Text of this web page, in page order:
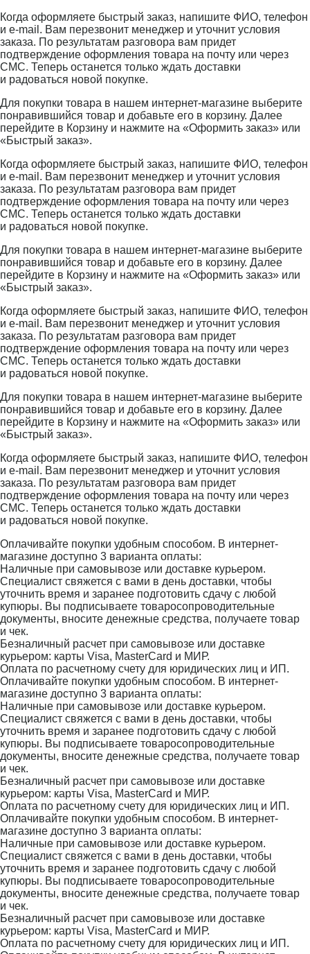
Когда оформляете быстрый заказ, напишите ФИО, телефон
и e-mail. Вам перезвонит менеджер и уточнит условия
заказа. По результатам разговора вам придет
подтверждение оформления товара на почту или через
СМС. Теперь останется только ждать доставки
и радоваться новой покупке.
Для покупки товара в нашем интернет-магазине выберите
понравившийся товар и добавьте его в корзину. Далее
перейдите в Корзину и нажмите на «Оформить заказ» или
«Быстрый заказ».
Когда оформляете быстрый заказ, напишите ФИО, телефон
и e-mail. Вам перезвонит менеджер и уточнит условия
заказа. По результатам разговора вам придет
подтверждение оформления товара на почту или через
СМС. Теперь останется только ждать доставки
и радоваться новой покупке.
Для покупки товара в нашем интернет-магазине выберите
понравившийся товар и добавьте его в корзину. Далее
перейдите в Корзину и нажмите на «Оформить заказ» или
«Быстрый заказ».
Когда оформляете быстрый заказ, напишите ФИО, телефон
и e-mail. Вам перезвонит менеджер и уточнит условия
заказа. По результатам разговора вам придет
подтверждение оформления товара на почту или через
СМС. Теперь останется только ждать доставки
и радоваться новой покупке.
Для покупки товара в нашем интернет-магазине выберите
понравившийся товар и добавьте его в корзину. Далее
перейдите в Корзину и нажмите на «Оформить заказ» или
«Быстрый заказ».
Когда оформляете быстрый заказ, напишите ФИО, телефон
и e-mail. Вам перезвонит менеджер и уточнит условия
заказа. По результатам разговора вам придет
подтверждение оформления товара на почту или через
СМС. Теперь останется только ждать доставки
и радоваться новой покупке.
Оплачивайте покупки удобным способом. В интернет-
магазине доступно 3 варианта оплаты:
Наличные при самовывозе или доставке курьером.
Специалист свяжется с вами в день доставки, чтобы
уточнить время и заранее подготовить сдачу с любой
купюры. Вы подписываете товаросопроводительные
документы, вносите денежные средства, получаете товар
и чек.
Безналичный расчет при самовывозе или доставке
курьером: карты Visa, MasterCard и МИР.
Оплата по расчетному счету для юридических лиц и ИП.
Оплачивайте покупки удобным способом. В интернет-
магазине доступно 3 варианта оплаты:
Наличные при самовывозе или доставке курьером.
Специалист свяжется с вами в день доставки, чтобы
уточнить время и заранее подготовить сдачу с любой
купюры. Вы подписываете товаросопроводительные
документы, вносите денежные средства, получаете товар
и чек.
Безналичный расчет при самовывозе или доставке
курьером: карты Visa, MasterCard и МИР.
Оплата по расчетному счету для юридических лиц и ИП.
Оплачивайте покупки удобным способом. В интернет-
магазине доступно 3 варианта оплаты:
Наличные при самовывозе или доставке курьером.
Специалист свяжется с вами в день доставки, чтобы
уточнить время и заранее подготовить сдачу с любой
купюры. Вы подписываете товаросопроводительные
документы, вносите денежные средства, получаете товар
и чек.
Безналичный расчет при самовывозе или доставке
курьером: карты Visa, MasterCard и МИР.
Оплата по расчетному счету для юридических лиц и ИП.